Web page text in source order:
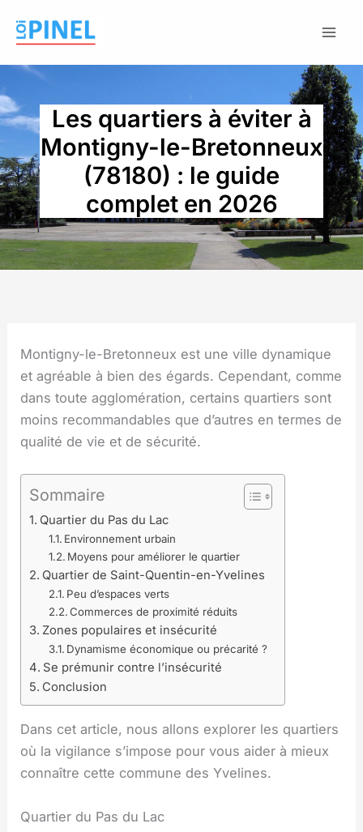
Les quartiers à éviter à
Montigny-le-Bretonneux
(78180) : le guide
complet en 2026
Montigny-le-Bretonneux est une ville dynamique
et agréable à bien des égards. Cependant, comme
dans toute agglomération, certains quartiers sont
moins recommandables que d’autres en termes de
qualité de vie et de sécurité.
Sommaire
Quartier du Pas du Lac
Environnement urbain
Moyens pour améliorer le quartier
Quartier de Saint-Quentin-en-Yvelines
Peu d’espaces verts
Commerces de proximité réduits
Zones populaires et insécurité
Dynamisme économique ou précarité ?
Se prémunir contre l’insécurité
Conclusion
Dans cet article, nous allons explorer les quartiers
où la vigilance s’impose pour vous aider à mieux
connaître cette commune des Yvelines.
Quartier du Pas du Lac